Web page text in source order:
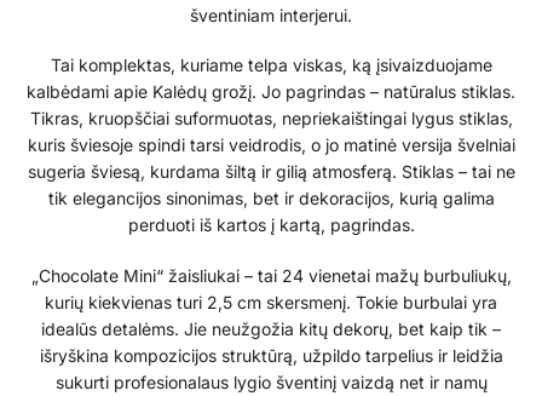
šventiniam interjerui.
Tai komplektas, kuriame telpa viskas, ką įsivaizduojame
kalbėdami apie Kalėdų grožį. Jo pagrindas – natūralus stiklas.
Tikras, kruopščiai suformuotas, nepriekaištingai lygus stiklas,
kuris šviesoje spindi tarsi veidrodis, o jo matinė versija švelniai
sugeria šviesą, kurdama šiltą ir gilią atmosferą. Stiklas – tai ne
tik elegancijos sinonimas, bet ir dekoracijos, kurią galima
perduoti iš kartos į kartą, pagrindas.
„Chocolate Mini“ žaisliukai – tai 24 vienetai mažų burbuliukų,
kurių kiekvienas turi 2,5 cm skersmenį. Tokie burbulai yra
idealūs detalėms. Jie neužgožia kitų dekorų, bet kaip tik –
išryškina kompozicijos struktūrą, užpildo tarpelius ir leidžia
sukurti profesionalaus lygio šventinį vaizdą net ir namų